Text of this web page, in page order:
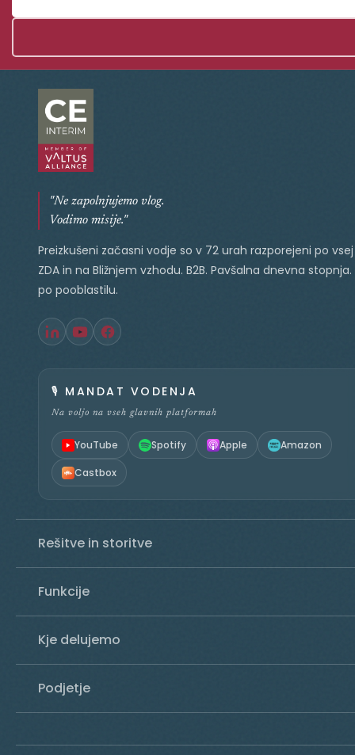
"Ne zapolnjujemo vlog.
Vodimo misije."
Preizkušeni začasni vodje so v 72 urah razporejeni po vsej
ZDA in na Bližnjem vzhodu. B2B. Pavšalna dnevna
po pooblastilu.
🎙️ MANDAT VODENJA
Na voljo na vseh glavnih platformah
YouTube Spotify Apple Amazon
Castbox
Rešitve in storitve
Funkcije
Kje delujemo
Podjetje